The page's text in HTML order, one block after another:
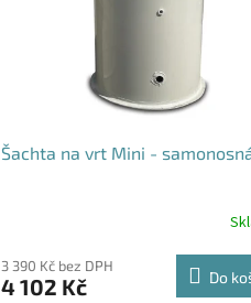
Šachta na vrt Mini -
produktu
je
3 390 Kč bez DPH
4 102 Kč Do